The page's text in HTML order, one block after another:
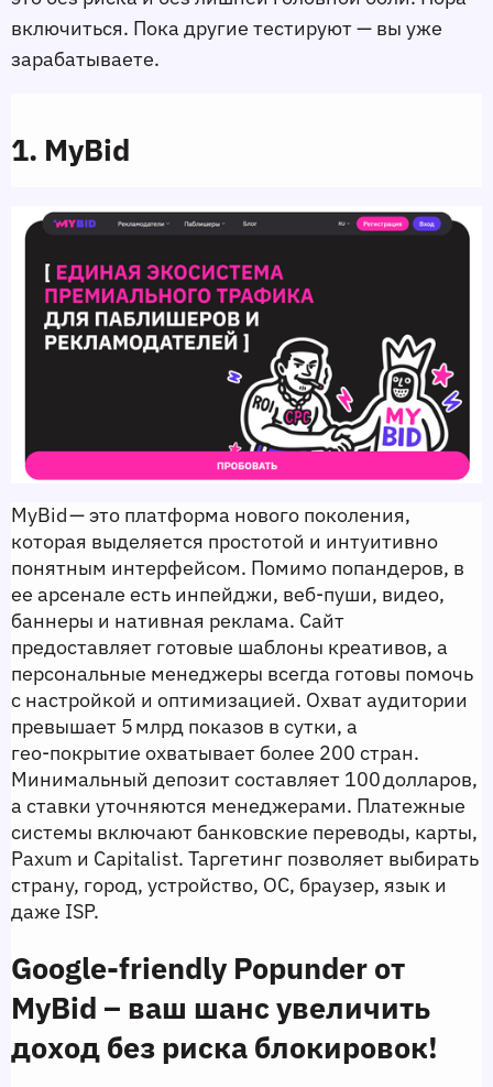
включиться. Пока другие тестируют — вы уже
зарабатываете.
1. MyBid
MyBid — это платформа нового поколения,
которая выделяется простотой и интуитивно
понятным интерфейсом. Помимо попандеров, в
ее арсенале есть инпейджи, веб‑пуши, видео,
баннеры и нативная реклама. Сайт
предоставляет готовые шаблоны креативов, а
персональные менеджеры всегда готовы помочь
с настройкой и оптимизацией. Охват аудитории
превышает 5 млрд показов в сутки, а
гео‑покрытие охватывает более 200 стран.
Минимальный депозит составляет 100 долларов,
а ставки уточняются менеджерами. Платежные
системы включают банковские переводы, карты,
Paxum и Capitalist. Таргетинг позволяет выбирать
страну, город, устройство, ОС, браузер, язык и
даже ISP.
Google‑friendly Popunder от
MyBid – ваш шанс увеличить
доход без риска блокировок!